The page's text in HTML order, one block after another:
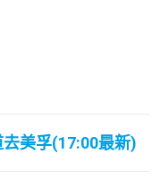
去美孚(17:00最新)